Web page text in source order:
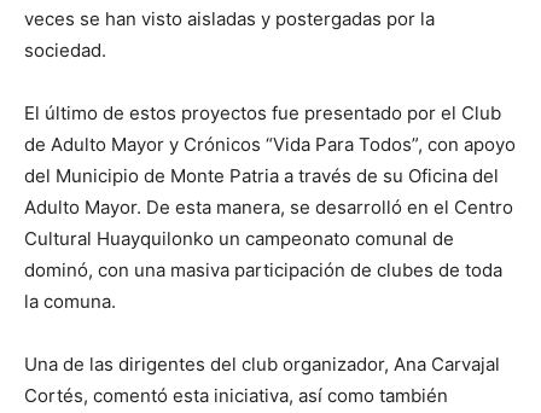
veces se han visto aisladas y postergadas por la
sociedad.
El último de estos proyectos fue presentado por el Club
de Adulto Mayor y Crónicos “Vida Para Todos”, con apoyo
del Municipio de Monte Patria a través de su Oficina del
Adulto Mayor. De esta manera, se desarrolló en el Centro
Cultural Huayquilonko un campeonato comunal de
dominó, con una masiva participación de clubes de toda
la comuna.
Una de las dirigentes del club organizador, Ana Carvajal
Cortés, comentó esta iniciativa, así como también